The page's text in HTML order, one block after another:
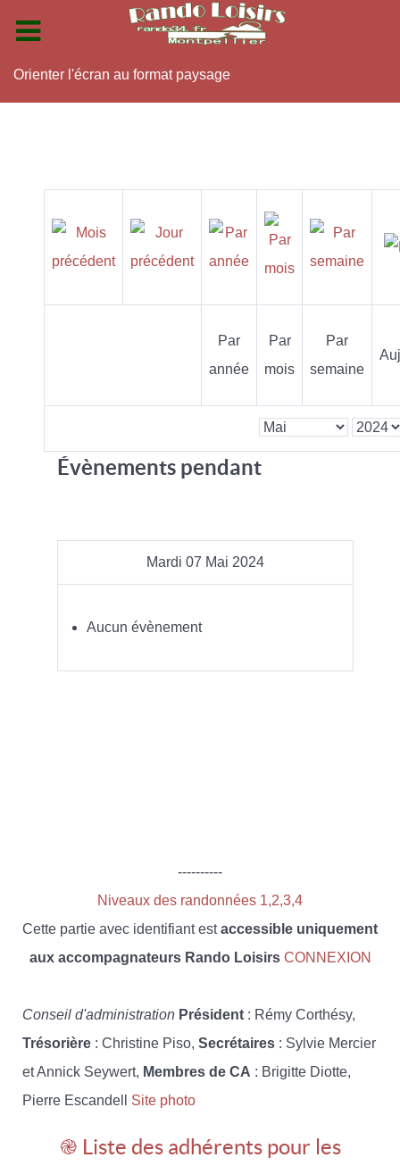
Orienter l'écran au format paysage
Par
année
Par
mois
Par
semaine
Évènements pendant
Mardi 07 Mai 2024
Aucun évènement
----------
Niveaux des randonnées 1,2,3,4
Cette partie avec identifiant estaccessible uniquement
aux accompagnateurs Rando Loisirs CONNEXION
Conseil d'administration Président : Rémy Corthésy,
Trésorière : Christine Piso, Secrétaires : Sylvie Mercier
et Annick Seywert, Membres de CA : Brigitte Diotte,
Pierre Escandell Site photo
֎ Liste des adhérents pour les